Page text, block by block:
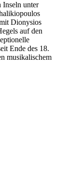
Inseln unter
Dionysios
auf den
Ende des 18.
musikalischem